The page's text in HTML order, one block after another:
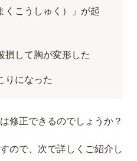
くこうしゅく）」が起
損して胸が変形した
りになった
修正できるのでしょうか？
ので、次で詳しくご紹介し